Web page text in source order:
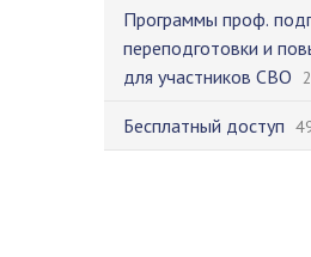
Программы проф.
переподготовки и
для участников СВО
Бесплатный доступ